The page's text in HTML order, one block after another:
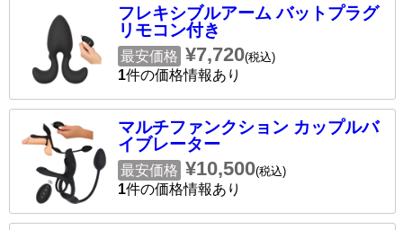
フレキシブルアーム バットプラグ
リモコン付き
最安価格 ¥7,720(税込)
1件の価格情報あり
マルチファンクション カップルバ
イブレーター
最安価格 ¥10,500(税込)
1件の価格情報あり